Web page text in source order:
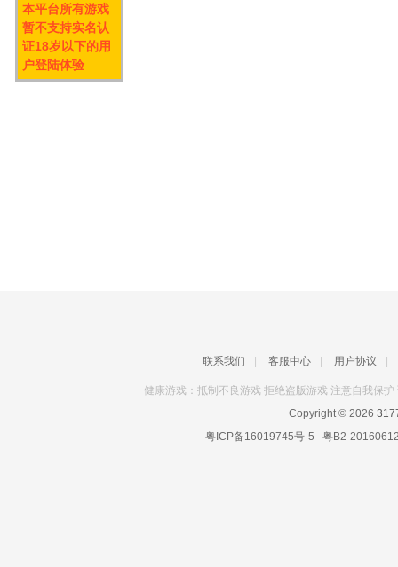
联系我们 客服中心 用户协议
健康游戏：抵制不良游戏 拒绝盗版游戏 注意自我保
Copyright © 2026
粤ICP备16019745号-5 粤B2-
本平台所有游戏
暂不支持实名认
证18岁以下的用
户登陆体验